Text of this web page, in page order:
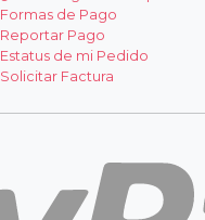
Formas de Pago
Reportar Pago
Estatus de mi Pedido
Solicitar Factura